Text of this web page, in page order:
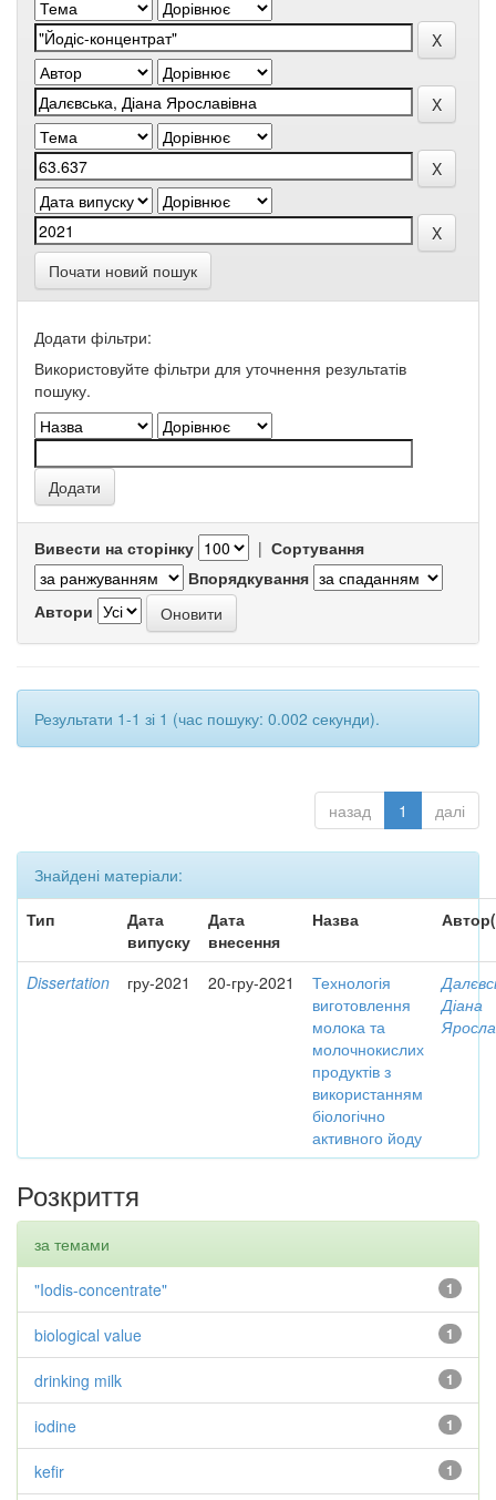
Почати новий пошук
Додати фільтри:
Використовуйте фільтри для уточнення результатів
пошуку.
Вивести на сторінку | Сортування
Впорядкування
Автори
Результати 1-1 зі 1 (час пошуку: 0.002 секунди).
назад 1 далі
Знайдені матеріали:
Тип
Дата
випуску
Дата
внесення
Назва
Dissertation гру-2021 20-гру-2021
Технологія
виготовлення
молока та
молочнокислих
продуктів з
використанням
біологічно
активного йоду
Діана
Розкриття
за темами
1
"Iodis-concentrate"
1
biological value
1
drinking milk
1
iodine
1
kefir